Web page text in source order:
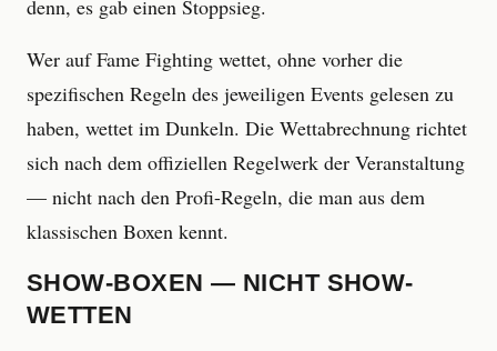
denn, es gab einen Stoppsieg.
Wer auf Fame Fighting wettet, ohne vorher die
spezifischen Regeln des jeweiligen Events gelesen zu
haben, wettet im Dunkeln. Die Wettabrechnung richtet
sich nach dem offiziellen Regelwerk der Veranstaltung
— nicht nach den Profi-Regeln, die man aus dem
klassischen Boxen kennt.
SHOW-BOXEN — NICHT SHOW-
WETTEN